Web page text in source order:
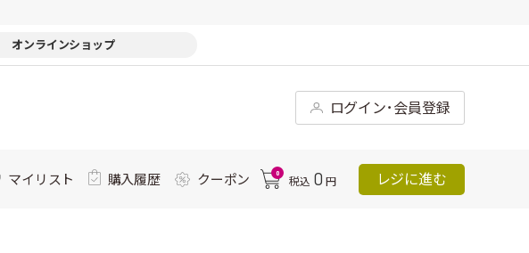
オンラインショップ
ログイン･会員登録
マイリスト 購入履歴 クーポン 0
税込 0 円 レジに進む